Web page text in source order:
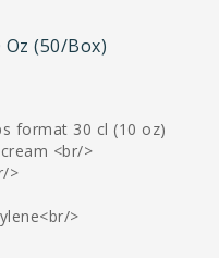
(50/box)
format 30 cl (10 oz)
<br/>
>
>